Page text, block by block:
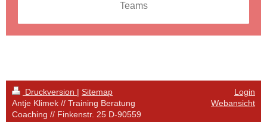
Teams
Druckversion | Sitemap
Antje Klimek // Training Beratung
Coaching // Finkenstr. 25 D-90559
Login
Webansicht